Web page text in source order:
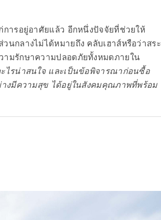
ารอยู่อาศัยแล้ว อีกหนึ่งปัจจัยที่ช่วยให้
นกลางไม่ได้หมายถึง คลับเฮาส์หรือว่าสระ
ามรักษาความปลอดภัยทั้งหมดภายใน
ไรน่าสนใจ และเป็นข้อพิจารณาก่อนซื้อ
างมีความสุข ได้อยู่ในสังคมคุณภาพที่พร้อม